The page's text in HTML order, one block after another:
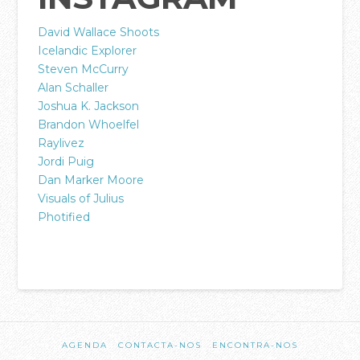
PARTICIPA
Agenda
Registo Membros da Casa da Cidade
Celebrações de Domingo
Pequenos Grupos
Crianças
Casais
A Escola Bíblica da Casa
David Wallace Shoots
Icelandic Explorer
Steven McCurry
Alan Schaller
Joshua K. Jackson
Brandon Whoelfel
Raylivez
Jordi Puig
Dan Marker Moore
Visuals of Julius
Photified
Referências
Bruno
AGENDA CONTACTA-NOS ENCONTRA-NOS